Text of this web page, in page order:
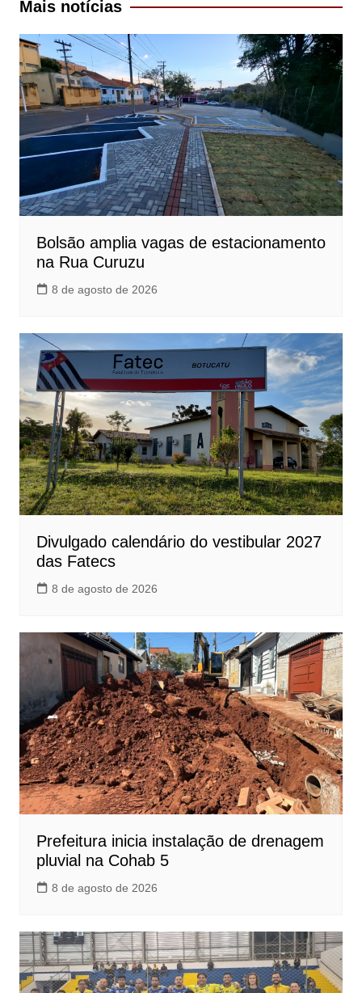
Mais notícias
Bolsão amplia vagas de estacionamento
na Rua Curuzu
8 de agosto de 2026
Divulgado calendário do vestibular 2027
das Fatecs
8 de agosto de 2026
Prefeitura inicia instalação de drenagem
pluvial na Cohab 5
8 de agosto de 2026